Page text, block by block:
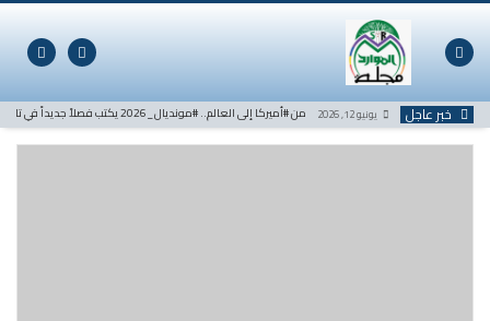
التخطي
المحتوى
خبر عاجل يونيو 12, 2026 من #أميركا إلى العالم.. #مونديال_2026 يكتب فصلاً جديداً في تاريخ كرة القدم